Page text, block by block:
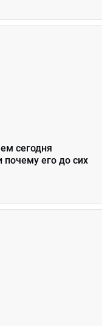
сегодня
его до сих